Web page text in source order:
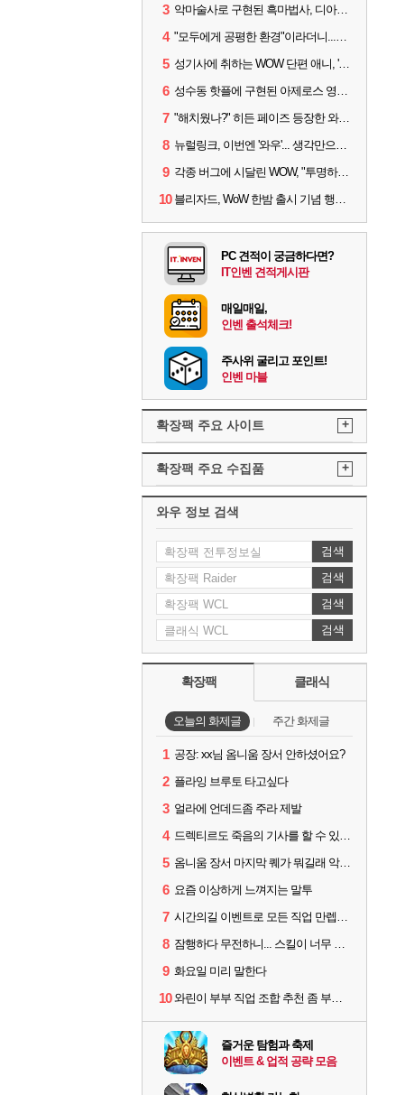
3 악마술사로 구현된 흑마법사, 디아4 x 와우 콜라보 살펴보기
4 "모두에게 공평한 환경"이라더니...여전히 살아있는 애드온
5 성기사에 취하는 WOW 단편 애니, '신성한 모든 것'
6 성수동 핫플에 구현된 아제로스 영웅들의 안식처, WoW 홈스윗홈
7 "해치웠나?" 히든 페이즈 등장한 와우 '한밤', 세계 최초 킬은 '팀 리퀴드'
8 뉴럴링크, 이번엔 '와우'... 생각만으로 게임하는 시대 성큼
9 각종 버그에 시달린 WOW, "투명하고 신속한 소통과 대응 약속"
10 블리자드, WoW 한밤 출시 기념 행사 '홈스윗홈' 28일 개최
PC 견적이 궁금하다면?
IT인벤 견적게시판
매일매일,
인벤 출석체크!
주사위 굴리고 포인트!
인벤 마블
확장팩 주요 사이트 +
확장팩 주요 수집품 +
와우 정보 검색
검색
검색
검색
검색
확장팩 클래식
오늘의 화제글 주간 화제글
1 공장: xx님 옴니움 장서 안하셨어요?
2 플라잉 브루토 타고싶다
3 얼라에 언데드좀 주라 제발
4 드렉티르도 죽음의 기사를 할 수 있기를
5 옴니움 장서 마지막 퀘가 뭐길래 악명이 높은거임?
6 요즘 이상하게 느껴지는 말투
7 시간의길 이벤트로 모든 직업 만렙찍었는데...
8 잠행하다 무전하니... 스킬이 너무 많소...ㅠㅠ
9 화요일 미리 말한다
10 와린이 부부 직업 조합 추천 좀 부탁드립니다! 형님들!
즐거운 탐험과 축제
이벤트 & 업적 공략 모음